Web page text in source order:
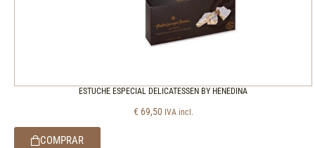
ESTUCHE ESPECIAL DELICATESSEN BY HENEDINA
€ 69,50 IVA incl.
COMPRAR